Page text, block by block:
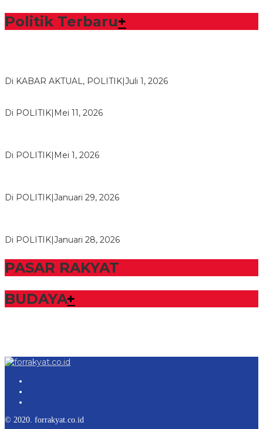
Politik Terbaru+
Di KABAR AKTUAL, POLITIK Juli 1, 2026
Di POLITIK Mei 11, 2026
Di POLITIK Mei 1, 2026
Di POLITIK Januari 29, 2026
Di POLITIK Januari 28, 2026
PASAR RAKYAT
BUDAYA+
© 2020. forrakyat.co.id